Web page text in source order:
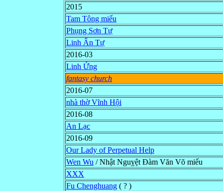
2015
Tam Tông miếu
Phụng Sơn Tự
Linh Ẩn Tự
2016-03
Linh Ứng
fantasy church
2016-07
nhà thờ Vĩnh Hội
2016-08
An Lạc
2016-09
Our Lady of Perpetual Help
Wen Wu / Nhật Nguỵệt Đàm Văn Võ miếu
XXX
Fu Chenghuang ( ? )